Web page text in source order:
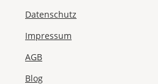
Datenschutz
Impressum
AGB
Blog